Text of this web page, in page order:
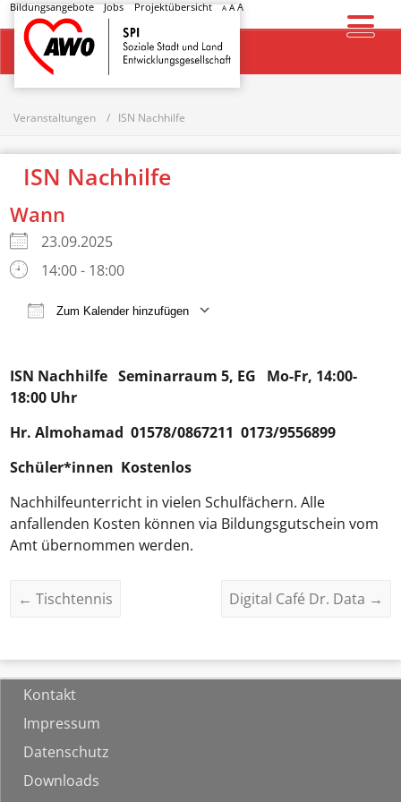
Bildungsangebote Jobs Projektübersicht A AA
Startseite
Veranstaltungen ISN Nachhilfe
ISN Nachhilfe
Wann
23.09.2025
14:00 - 18:00
Zum Kalender hinzufügen
ISN Nachhilfe Seminarraum 5, EG Mo-Fr, 14:00-
18:00 Uhr
Hr.Almohamad 01578/0867211 0173/9556899
Schüler*innen Kostenlos
Nachhilfeunterricht in vielen Schulfächern. Alle
anfallenden Kosten können via Bildungsgutschein vom
Amt übernommen werden.
← Tischtennis Digital Café Dr. Data →
Kontakt
Impressum
Datenschutz
Downloads